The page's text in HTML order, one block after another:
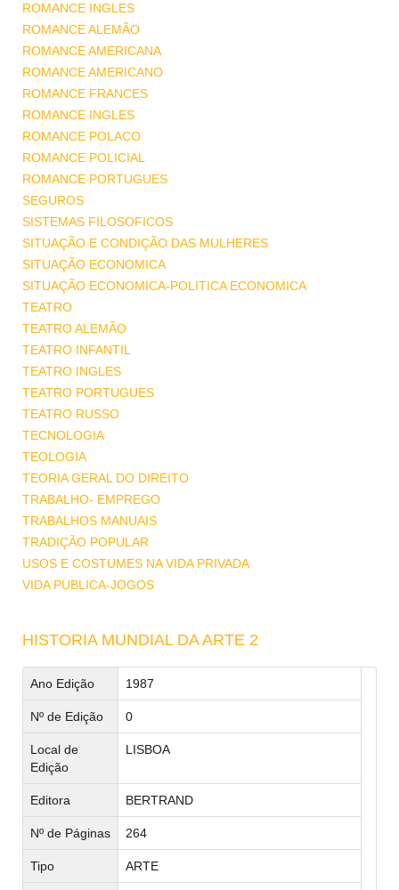
ROMANCE INGLES
ROMANCE ALEMÃO
ROMANCE AMERICANA
ROMANCE AMERICANO
ROMANCE FRANCES
ROMANCE INGLES
ROMANCE POLACO
ROMANCE POLICIAL
ROMANCE PORTUGUES
SEGUROS
SISTEMAS FILOSOFICOS
SITUAÇÃO E CONDIÇÃO DAS MULHERES
SITUAÇÃO ECONOMICA
SITUAÇÃO ECONOMICA-POLITICA ECONOMICA
TEATRO
TEATRO ALEMÃO
TEATRO INFANTIL
TEATRO INGLES
TEATRO PORTUGUES
TEATRO RUSSO
TECNOLOGIA
TEOLOGIA
TEORIA GERAL DO DIREITO
TRABALHO- EMPREGO
TRABALHOS MANUAIS
TRADIÇÃO POPULAR
USOS E COSTUMES NA VIDA PRIVADA
VIDA PUBLICA-JOGOS
HISTORIA MUNDIAL DA ARTE 2
Ano Edição 1987
Nº de Edição 0
Local de
Edição
LISBOA
Editora BERTRAND
Nº de Páginas 264
Tipo ARTE